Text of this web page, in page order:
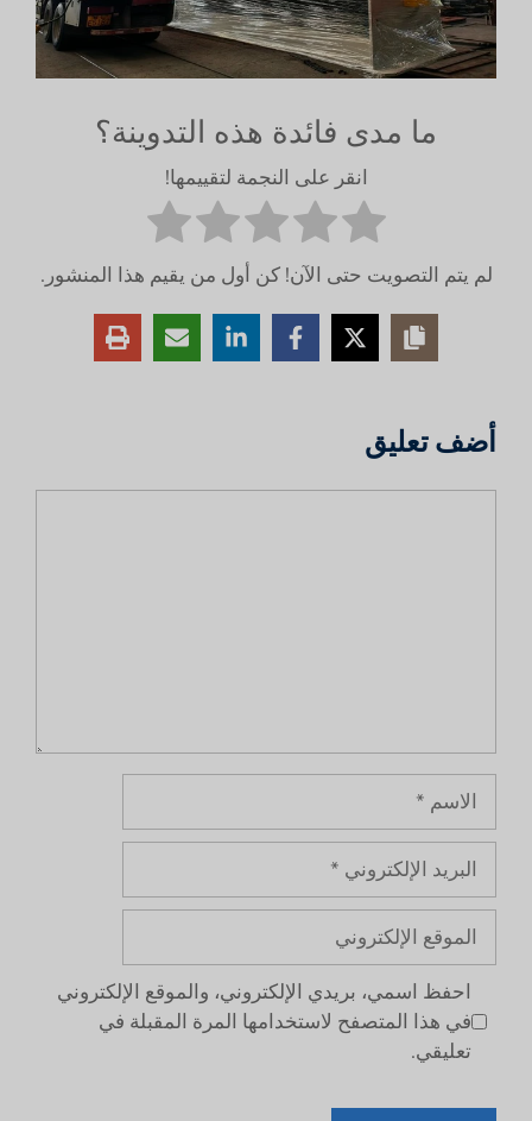
ما مدى فائدة هذه التدوينة؟
انقر على النجمة لتقييمها!
لم يتم التصويت حتى الآن! كن أول من يقيم هذا المنشور.
أضف تعليق
الاسم
البريد
الإلكتروني
الموقع
الإلكتروني
احفظ اسمي، بريدي الإلكتروني، والموقع الإلكتروني
في هذا المتصفح لاستخدامها المرة المقبلة في
تعليقي.